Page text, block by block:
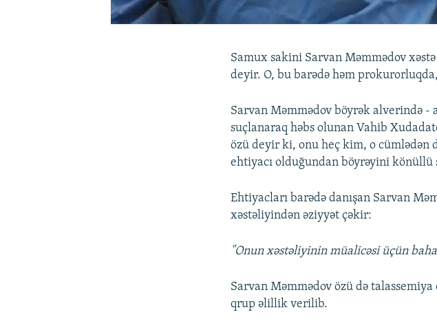
Samux sakini Sarvan Məmmədov
deyir. O, bu barədə həm
Sarvan Məmmədov böyrək alverində -
suçlanaraq həbs olunan Vahib
özü deyir ki, onu heç kim, o cümlədən
ehtiyacı olduğundan böyrəyini könüllü
Ehtiyacları barədə danışan Sarvan
xəstəliyindən əziyyət çəkir:
"Onun xəstəliyinin müalicəsi üçün
Sarvan Məmmədov özü də talassemiya
qrup əlillik verilib.